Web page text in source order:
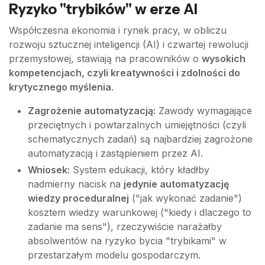
Ryzyko "trybików" w erze AI
Współczesna ekonomia i rynek pracy, w obliczu
rozwoju sztucznej inteligencji (AI) i czwartej rewolucji
przemysłowej, stawiają na pracowników o wysokich
kompetencjach, czyli kreatywności i zdolności do
krytycznego myślenia.
Zagrożenie automatyzacją: Zawody wymagające
przeciętnych i powtarzalnych umiejętności (czyli
schematycznych zadań) są najbardziej zagrożone
automatyzacją i zastąpieniem przez AI.
Wniosek: System edukacji, który kładłby
nadmierny nacisk na jedynie automatyzację
wiedzy proceduralnej ("jak wykonać zadanie")
kosztem wiedzy warunkowej ("kiedy i dlaczego to
zadanie ma sens"), rzeczywiście narażałby
absolwentów na ryzyko bycia "trybikami" w
przestarzałym modelu gospodarczym.